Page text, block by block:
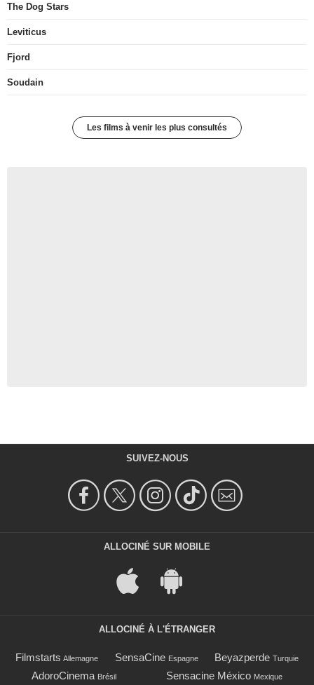
The Dog Stars
Leviticus
Fjord
Soudain
Les films à venir les plus consultés
SUIVEZ-NOUS
ALLOCINÉ SUR MOBILE
ALLOCINÉ À L'ÉTRANGER
Filmstarts Allemagne SensaCine Espagne Beyazperde Turquie
AdoroCinema Brésil Sensacine México Mexique